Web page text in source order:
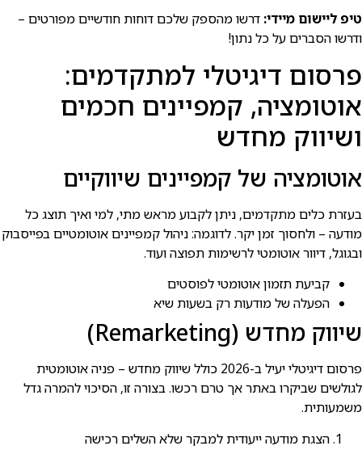
טיפ ליישום מיידי: דרשו מהספק שלכם דוחות חודשיים מפורטים –
ודרשו הסברים על כל נתון!
פרסום דיגיטלי למתקדמים:
אוטומציה, קמפיינים חכמים
ושיווק מחדש
אוטומציה של קמפיינים שיווקיים
בעזרת כלים מתקדמים, ניתן לקבוע מראש מתי, למי ואיך תוצג כל
מודעה – ולחסוך זמן יקר. לדוגמה: ניהול קמפיינים אוטומטיים בפייסבוק
ובגוגל, דיוור אוטומטי לרשימות תפוצה ועוד.
קביעת תזמון אוטומטי לפוסטים
הפעלה של מודעות רק בשעות שיא
שיווק מחדש (Remarketing)
פרסום דיגיטלי יעיל ב-2026 כולל שיווק מחדש – פניה אוטומטית
לגולשים שביקרו באתר אך טרם רכשו. בצורה זו, הסיכוי להמרה גדל
משמעותית.
הצגת מודעה ייעודית למבקר שלא השלים רכישה